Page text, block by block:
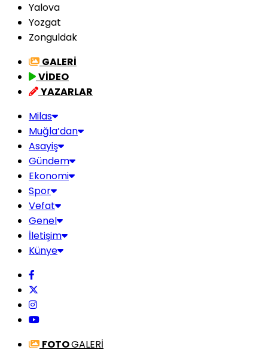
Yalova
Yozgat
Zonguldak
GALERİ
VİDEO
YAZARLAR
Milas
Muğla’dan
Asayiş
Gündem
Ekonomi
Spor
Vefat
Genel
İletişim
Künye
FOTOGALERİ